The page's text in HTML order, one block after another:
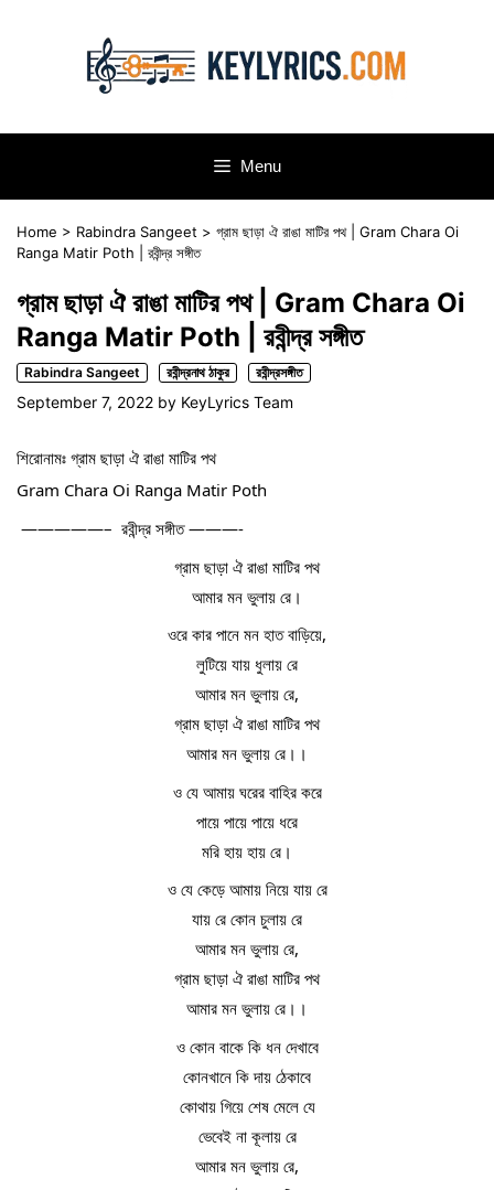
Menu
Home > Rabindra Sangeet > গ্রাম ছাড়া ঐ রাঙা মাটির পথ | Gram Chara Oi
Ranga Matir Poth | রবীন্দ্র সঙ্গীত
গ্রাম ছাড়া ঐ রাঙা মাটির পথ | Gram Chara Oi
Ranga Matir Poth | রবীন্দ্র সঙ্গীত
Rabindra Sangeet রবীন্দ্রনাথ ঠাকুর রবীন্দ্রসঙ্গীত
September 7, 2022 by KeyLyrics Team
শিরোনামঃ গ্রাম ছাড়া ঐ রাঙা মাটির পথ
Gram Chara Oi Ranga Matir Poth
—————–  রবীন্দ্র সঙ্গীত ———-
গ্রাম ছাড়া ঐ রাঙা মাটির পথ
আমার মন ভুলায় রে।
ওরে কার পানে মন হাত বাড়িয়ে,
লুটিয়ে যায় ধুলায় রে
আমার মন ভুলায় রে,
গ্রাম ছাড়া ঐ রাঙা মাটির পথ
আমার মন ভুলায় রে।।
ও যে আমায় ঘরের বাহির করে
পায়ে পায়ে পায়ে ধরে
মরি হায় হায় রে।
ও যে কেড়ে আমায় নিয়ে যায় রে
যায় রে কোন চুলায় রে
আমার মন ভুলায় রে,
গ্রাম ছাড়া ঐ রাঙা মাটির পথ
আমার মন ভুলায় রে।।
ও কোন বাকে কি ধন দেখাবে
কোনখানে কি দায় ঠেকাবে
কোথায় গিয়ে শেষ মেলে যে
ভেবেই না কূলায় রে
আমার মন ভুলায় রে,